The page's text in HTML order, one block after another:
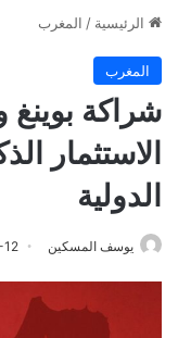
الرئيسية / المغرب
المغرب
شراكة بوينغ
الاستثمار
الدولية
يوسف المسكين